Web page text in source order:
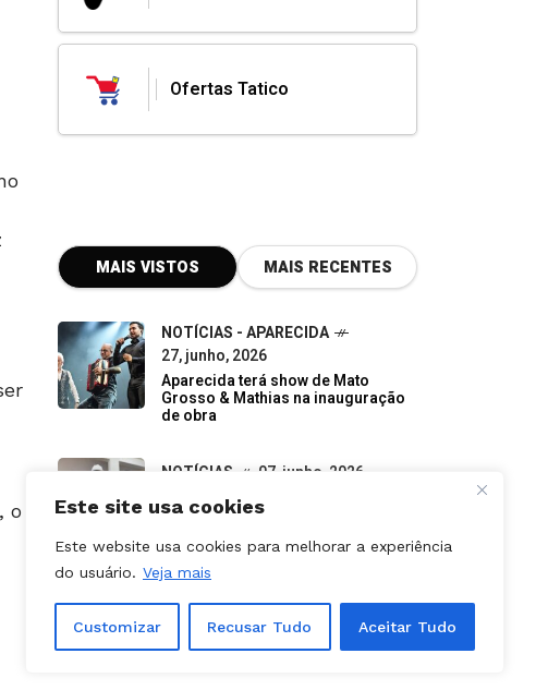
Este site usa cookies
Este website usa cookies para melhorar a experiência
do usuário. Veja mais
Customizar Recusar Tudo Aceitar Tudo
Ofertas Tatico
NOTÍCIAS - APARECIDA
Aparecida terá show de Mato
Grosso & Mathias na inauguração
de obra
NOTÍCIAS
pequenos negócios impulsionam a
economia verde em Goiás
NOTÍCIAS
09, julho, 2026
Canceladas etapas da Stock Car e
Porsche Cup previstas para
NOTÍCIAS - APARECIDA